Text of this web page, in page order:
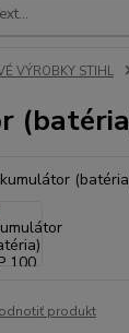
VÝROBKY STIHL
produkt